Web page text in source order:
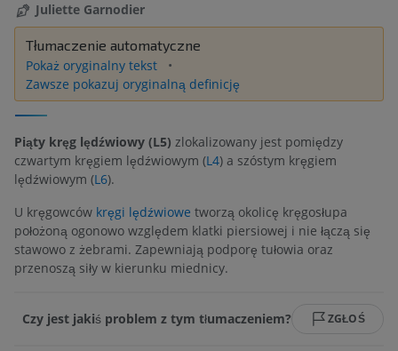
Juliette Garnodier
Tłumaczenie automatyczne
Pokaż oryginalny tekst
Zawsze pokazuj oryginalną definicję
Piąty kręg lędźwiowy (L5) zlokalizowany jest pomiędzy
czwartym kręgiem lędźwiowym (L4) a szóstym kręgiem
lędźwiowym (L6).
U kręgowców kręgi lędźwiowe tworzą okolicę kręgosłupa
położoną ogonowo względem klatki piersiowej i nie łączą się
stawowo z żebrami. Zapewniają podporę tułowia oraz
przenoszą siły w kierunku miednicy.
Czy jest jakiś problem z tym tłumaczeniem? ZGŁOŚ